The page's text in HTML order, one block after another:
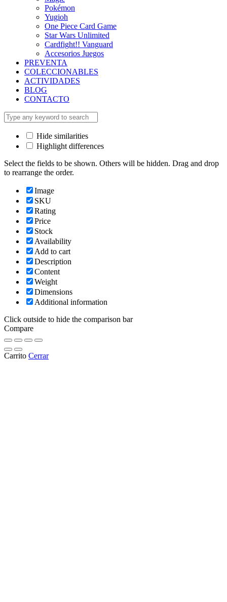
Pokémon
Yugioh
One Piece Card Game
Star Wars Unlimited
Cardfight!! Vanguard
Accesorios Juegos
PREVENTA
COLECCIONABLES
ACTIVIDADES
BLOG
CONTACTO
Hide similarities
Highlight differences
Select the fields to be shown. Others will be hidden. Drag and drop
to rearrange the order.
Image
SKU
Rating
Price
Stock
Availability
Add to cart
Description
Content
Weight
Dimensions
Additional information
Click outside to hide the comparison bar
Compare
Carrito Cerrar